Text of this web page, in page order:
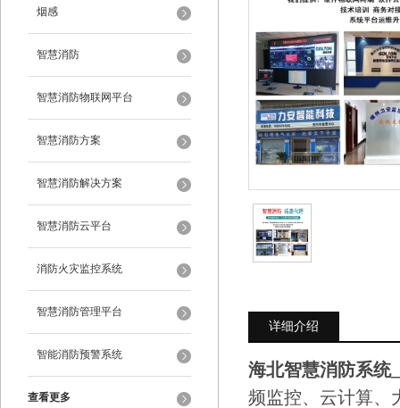
烟感
智慧消防
智慧消防物联网平台
智慧消防方案
智慧消防解决方案
智慧消防云平台
消防火灾监控系统
智慧消防管理平台
智能消防预警系统
查看更多
详细介绍
海北智慧消防系统
频监控、云计算、